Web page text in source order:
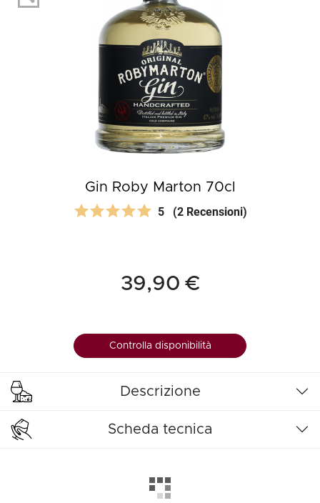
Gin Roby Marton 70cl
5 (2 Recensioni)
39,90 €
Controlla disponibilità
Descrizione
Scheda tecnica